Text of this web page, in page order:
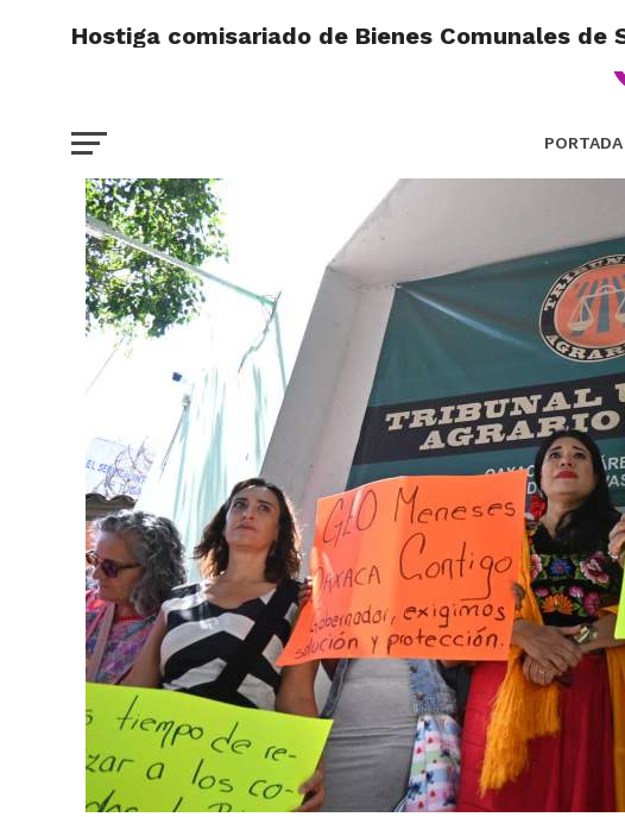
PORTADA
Hostiga comisariado de Bienes Comunales de